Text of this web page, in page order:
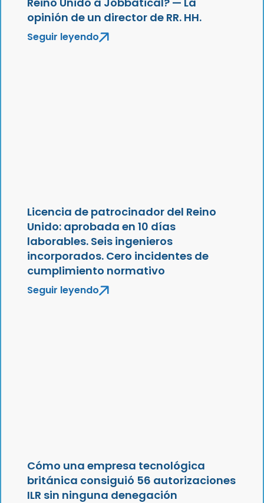
opinión de un director de RR. HH.
Seguir leyendo
Licencia de patrocinador del Reino
Unido: aprobada en 10 días
laborables. Seis ingenieros
incorporados. Cero incidentes de
cumplimiento normativo
Seguir leyendo
Cómo una empresa tecnológica
británica consiguió 56 autorizaciones
ILR sin ninguna denegación